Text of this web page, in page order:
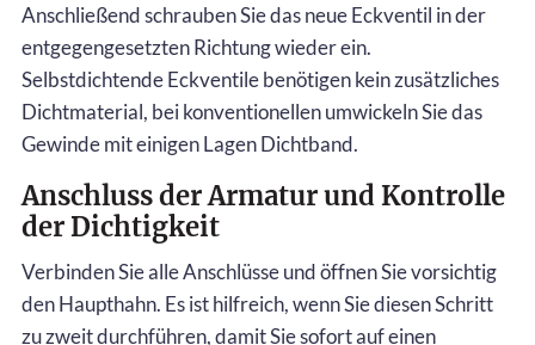
Anschließend schrauben Sie das neue Eckventil in der
entgegengesetzten Richtung wieder ein.
Selbstdichtende Eckventile benötigen kein zusätzliches
Dichtmaterial, bei konventionellen umwickeln Sie das
Gewinde mit einigen Lagen Dichtband.
Anschluss der Armatur und Kontrolle
der Dichtigkeit
Verbinden Sie alle Anschlüsse und öffnen Sie vorsichtig
den Haupthahn. Es ist hilfreich, wenn Sie diesen Schritt
zu zweit durchführen, damit Sie sofort auf einen